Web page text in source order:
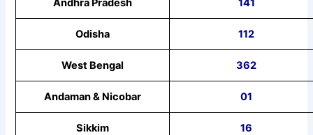
Andhra Pradesh 141
Odisha 112
West Bengal 362
Andaman & Nicobar 01
Sikkim 16